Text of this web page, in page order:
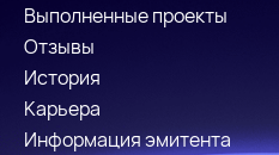
Выполненные проекты
Отзывы
История
Карьера
Информация эмитента